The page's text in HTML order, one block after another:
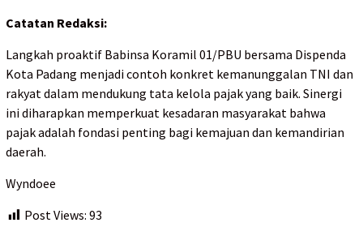
Catatan Redaksi:
Langkah proaktif Babinsa Koramil 01/PBU bersama Dispenda
Kota Padang menjadi contoh konkret kemanunggalan TNI dan
rakyat dalam mendukung tata kelola pajak yang baik. Sinergi
ini diharapkan memperkuat kesadaran masyarakat bahwa
pajak adalah fondasi penting bagi kemajuan dan kemandirian
daerah.
Wyndoee
Post Views: 93